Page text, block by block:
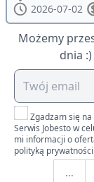
2026-07-02
Możemy
dnia :)
Zgadzam się
Serwis Jobesto w
mi informacji o
polityką
...